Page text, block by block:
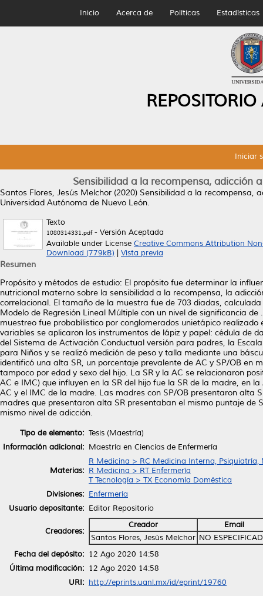
Inicio Acerca de Políticas Estadísticas
Iniciar
Sensibilidad a la recompensa, adicción
Santos Flores, Jesús Melchor (2020) Sensibilidad a la recompensa,
Universidad Autónoma de Nuevo León.
Texto
1080314331.pdf- Versión Aceptada
Available under License Creative Commons Attribution
Download (779kB)
Vista previa
Resumen
Propósito y métodos de estudio: El propósito fue determinar la
nutricional materno sobre la sensibilidad a la recompensa, la
correlacional. El tamaño de la muestra fue de 703 diadas,
Modelo de Regresión Lineal Múltiple con un nivel de significancia
muestreo fue probabílistico por conglomerados unietápico
variables se aplicaron los instrumentos de lápiz y papel: cédula de
del Sistema de Activación Conductual versión para padres, la
para Niños y se realizó medición de peso y talla mediante una
identificó una alta SR, un porcentaje prevalente de AC y SP/OB en
tampoco por edad y sexo del hijo. La SR y la AC se relacionaron
AC e IMC) que influyen en la SR del hijo fue la SR de la madre, en
AC y el IMC de la madre. Las madres con SP/OB presentaron alta
madres que presentaron alta SR presentaban el mismo puntaje de
mismo nivel de adicción.
Tipo de elemento: Tesis (Maestría)
Información adicional: Maestría en Ciencias de Enfermería
Materias:
R Medicina > RC Medicina Interna, Psiquiatría,
R Medicina > RT Enfermería
T Tecnología > TX Economía Doméstica
Divisiones: Enfermería
Usuario depositante: Editor Repositorio
Creadores:
Creador
Email
Santos Flores, Jesús Melchor NO
Fecha del depósito: 12 Ago 2020 14:58
Última modificación: 12 Ago 2020 14:58
URI: http://eprints.uanl.mx/id/eprint/19760